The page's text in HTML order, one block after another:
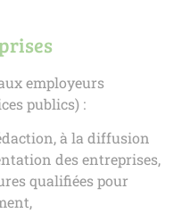
employeurs
publics) :
à la diffusion
des entreprises,
qualifiées pour